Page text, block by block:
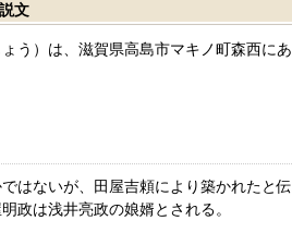
文
う）は、滋賀県高島市マキノ町森西にあ
はないが、田屋吉頼により築かれたと
政は浅井亮政の娘婿とされる。